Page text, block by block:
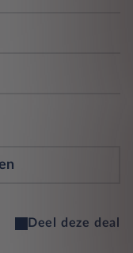
Deel deze deal